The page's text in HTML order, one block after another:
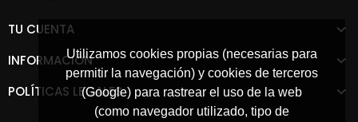
Utilizamos cookies propias (necesarias para
permitir la navegación) y cookies de terceros
(Google) para rastrear el uso de la web
(como navegador utilizado, tipo de
TU CUENTA
INFORMACIÓN
POLÍTICAS LEGALES